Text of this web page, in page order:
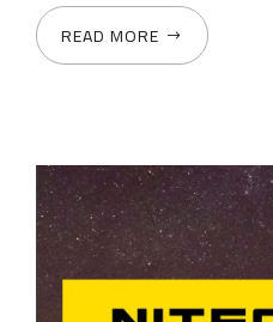
READ MORE